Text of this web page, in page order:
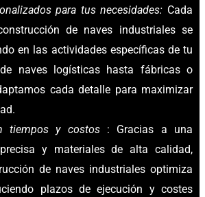
para tus necesidades: Cada
de naves industriales se
en las actividades específicas de tu
naves logísticas hasta fábricas o
cada detalle para maximizar
tiempos y costos: Gracias a una
y materiales de alta calidad,
de naves industriales optimiza
plazos de ejecución y costes